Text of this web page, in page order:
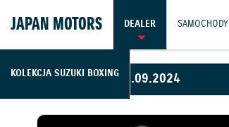
JAPAN MOTORS DEALER SAMOCHODY
KOLEKCJA SUZUKI BOXING13.09.2024